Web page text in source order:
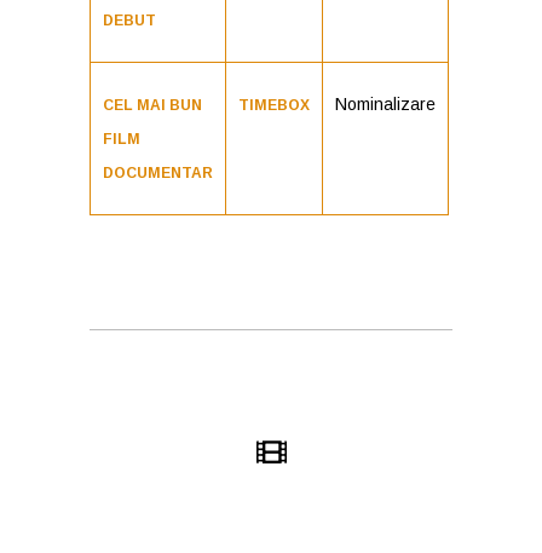
DEBUT
CEL MAI BUN
FILM
DOCUMENTAR
TIMEBOX Nominalizare